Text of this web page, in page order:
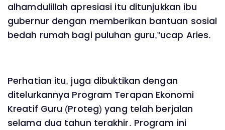
alhamdulillah apresiasi itu ditunjukkan ibu
gubernur dengan memberikan bantuan sosial
bedah rumah bagi puluhan guru,"ucap Aries.
Perhatian itu, juga dibuktikan dengan
ditelurkannya Program Terapan Ekonomi
Kreatif Guru (Proteg) yang telah berjalan
selama dua tahun terakhir. Program ini